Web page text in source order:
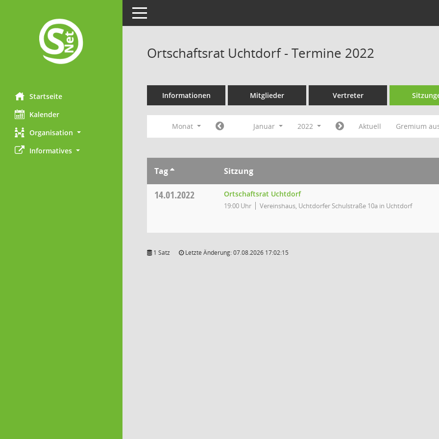
Startseite
Kalender
Organisation
Informatives
Toggle navigation
Ortschaftsrat Uchtdorf - Termine 2022
Informationen Mitglieder Vertreter
Monat Januar 2022 Aktuell Gremium
Tag Sitzung
14.01.2022 Ortschaftsrat Uchtdorf
19:00 Uhr Vereinshaus, Uchtdorfer Schulstraße 10a in Uchtdorf
1 Satz Letzte Änderung: 07.08.2026 17:02:15